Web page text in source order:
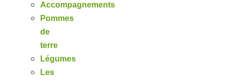
Accompagnements
Pommes
de
terre
Légumes
Les